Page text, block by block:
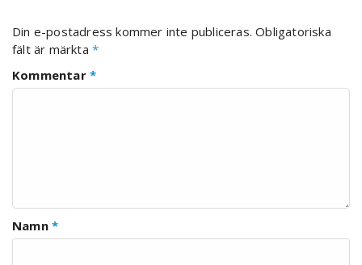
Din e-postadress kommer inte publiceras. Obligatoriska
fält är märkta *
Kommentar *
Namn *